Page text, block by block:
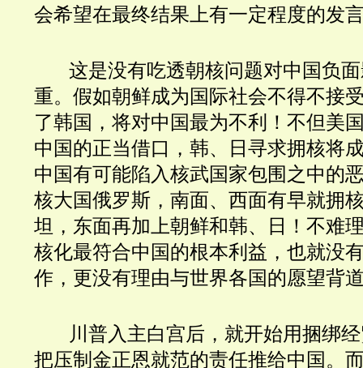
会希望在最终结果上有一定程度的发
这是没有吃透朝核问题对中国负
重。假如朝鲜成为国际社会不得不接
了韩国，将对中国最为不利！不但美
中国的正当借口，韩、日寻求拥核将
中国有可能陷入核武国家包围之中的
核大国俄罗斯，南面、西面有早就拥
坦，东面再加上朝鲜和韩、日！不难
核化最符合中国的根本利益，也就没
作，更没有理由与世界各国的愿望背
川普入主白宫后，就开始用捆绑
把压制金正恩就范的责任推给中国。